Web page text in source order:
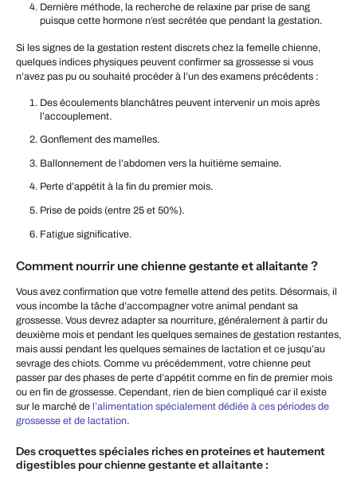
Dernière méthode, la recherche de relaxine par prise de sang
puisque cette hormone n’est secrétée que pendant la gestation.
Si les signes de la gestation restent discrets chez la femelle chienne,
quelques indices physiques peuvent confirmer sa grossesse si vous
n’avez pas pu ou souhaité procéder à l’un des examens précédents :
Des écoulements blanchâtres peuvent intervenir un mois après
l’accouplement.
Gonflement des mamelles.
Ballonnement de l’abdomen vers la huitième semaine.
Perte d’appétit à la fin du premier mois.
Prise de poids (entre 25 et 50%).
Fatigue significative.
Comment nourrir une chienne gestante et allaitante ?
Vous avez confirmation que votre femelle attend des petits. Désormais, il
vous incombe la tâche d’accompagner votre animal pendant sa
grossesse. Vous devrez adapter sa nourriture, généralement à partir du
deuxième mois et pendant les quelques semaines de gestation restantes,
mais aussi pendant les quelques semaines de lactation et ce jusqu’au
sevrage des chiots. Comme vu précédemment, votre chienne peut
passer par des phases de perte d’appétit comme en fin de premier mois
ou en fin de grossesse. Cependant, rien de bien compliqué car il existe
sur le marché de l’alimentation spécialement dédiée à ces périodes de
grossesse et de lactation.
Des croquettes spéciales riches en proteines et hautement
digestibles pour chienne gestante et allaitante :